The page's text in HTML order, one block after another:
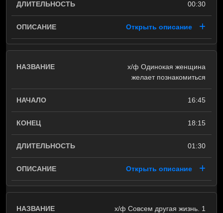
00:30
Открыть описание
х/ф Одинокая женщина
желает познакомиться
16:45
18:15
01:30
Открыть описание
х/ф Совсем другая жизнь. 1